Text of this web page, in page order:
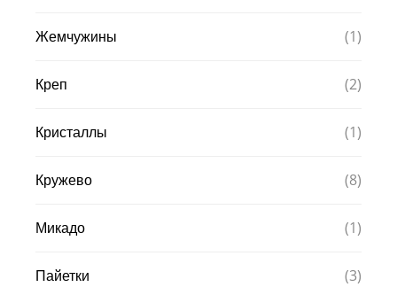
Жемчужины (1)
Креп (2)
Кристаллы (1)
Кружево (8)
Микадо (1)
Пайетки (3)